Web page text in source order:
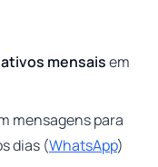
mensaisem
mensagens para
dias (WhatsApp)